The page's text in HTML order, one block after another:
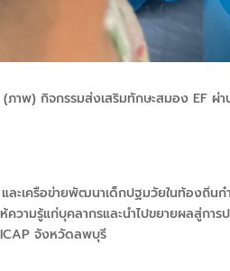
(ภาพ) กิจกรรมส่งเสริมทักษะสมอง EF ผ่
ะเครือข่ายพัฒนาเด็กปฐมวัยในท้องถิ่น
ความรู้แก่บุคลากรและนำไปขยายผลสู่
ICAP จังหวัดลพบุรี